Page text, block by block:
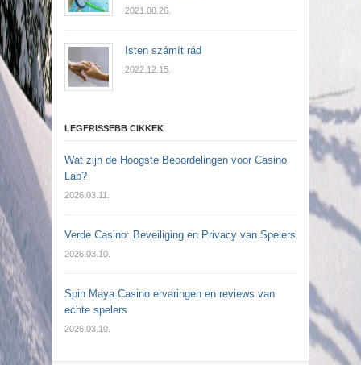
2021.08.26.
Isten számít rád
2022.12.15.
LEGFRISSEBB CIKKEK
Wat zijn de Hoogste Beoordelingen voor Casino
Lab?
2026.03.11.
Verde Casino: Beveiliging en Privacy van Spelers
2026.03.10.
Spin Maya Casino ervaringen en reviews van
echte spelers
2026.03.10.